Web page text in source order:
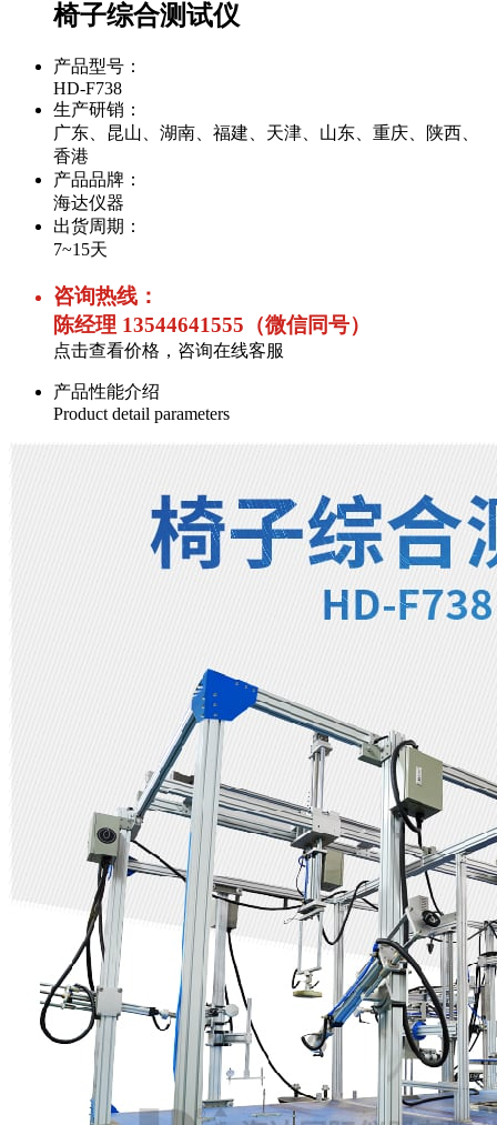
椅子综合测试仪
产品型号：
HD-F738
生产研销：
广东、昆山、湖南、福建、天津、山东、重庆、陕西、
香港
产品品牌：
海达仪器
出货周期：
7~15天
咨询热线：
陈经理 13544641555（微信同号）
点击查看价格，咨询在线客服
产品性能介绍
Product detail parameters